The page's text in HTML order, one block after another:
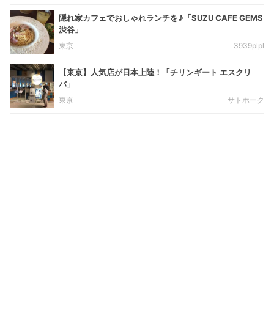
隠れ家カフェでおしゃれランチを♪「SUZU CAFE GEMS
渋谷」
東京 3939plpl
【東京】人気店が日本上陸！「チリンギート エスクリ
バ」
東京 サトホーク